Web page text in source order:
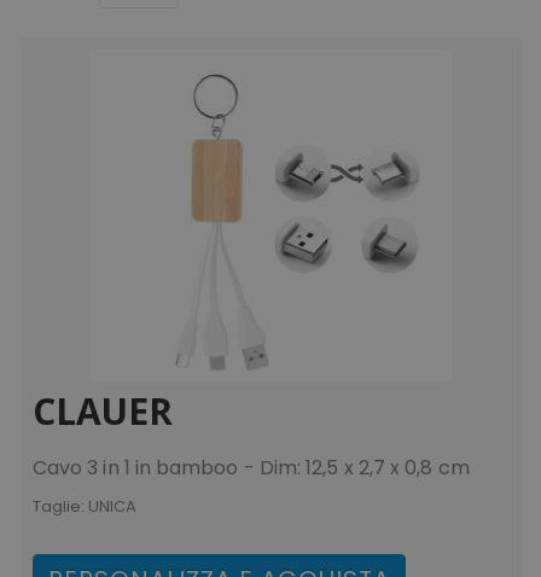
CLAUER
Cavo 3 in 1 in bamboo - Dim: 12,5 x 2,7 x 0,8 cm
Taglie: UNICA